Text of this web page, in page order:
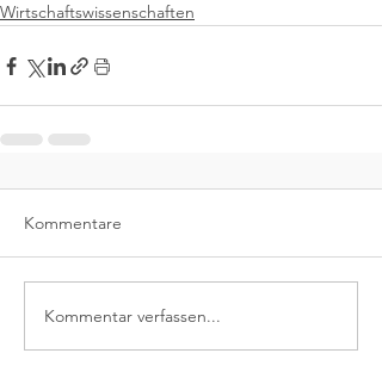
Wirtschaftswissenschaften
Kommentare
Kommentar verfassen...